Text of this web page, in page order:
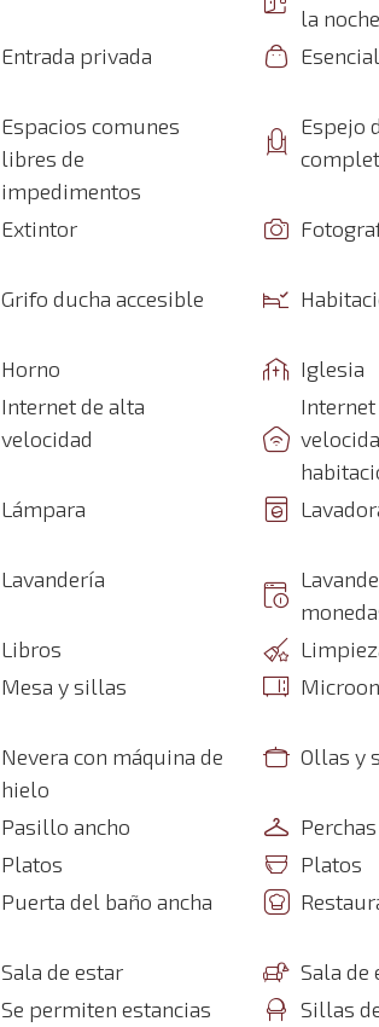
la noche
Entrada privada
Espacios comunes
libres de
impedimentos
Espejo
Extintor
Grifo ducha accesible
Horno
Iglesia
Internet de alta
velocidad
Lámpara
Lavandería
Libros
Mesa y sillas
Nevera con máquina de
hielo
Ollas y
Pasillo ancho
Perchas
Platos
Platos
Puerta del baño ancha
Sala de estar
Sala de
Se permiten estancias
Sillas